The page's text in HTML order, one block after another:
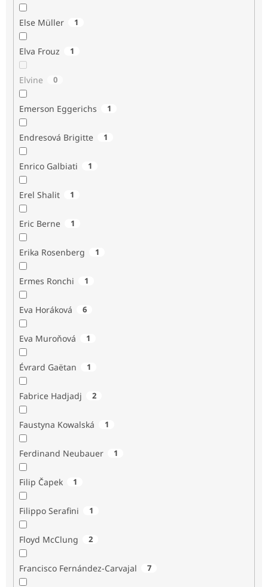
Else Müller 1
Elva Frouz 1
Elvine 0
Emerson Eggerichs 1
Endresová Brigitte 1
Enrico Galbiati 1
Erel Shalit 1
Eric Berne 1
Erika Rosenberg 1
Ermes Ronchi 1
Eva Horáková 6
Eva Muroňová 1
Évrard Gaëtan 1
Fabrice Hadjadj 2
Faustyna Kowalská 1
Ferdinand Neubauer 1
Filip Čapek 1
Filippo Serafini 1
Floyd McClung 2
Francisco Fernández-Carvajal 7